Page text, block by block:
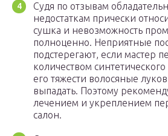
Судя по отзывам
недостаткам прически
сушка и невозможность
полноценно. Неприятные
подстерегают, если мастер
количеством
его тяжести волосяные
выпадать. Поэтому
лечением и укреплением
салон.